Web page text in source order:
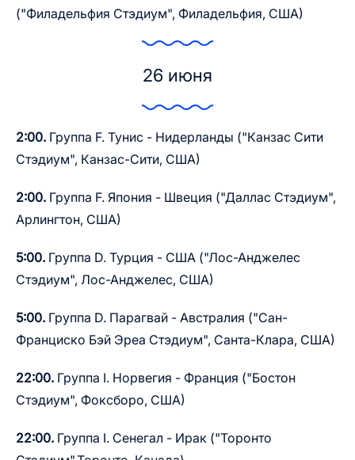
("Филадельфия Стэдиум", Филадельфия, США)
26 июня
2:00. Группа F. Тунис - Нидерланды ("Канзас Сити
Стэдиум", Канзас-Сити, США)
2:00. Группа F. Япония - Швеция ("Даллас Стэдиум",
Арлингтон, США)
5:00. Группа D. Турция - США ("Лос-Анджелес
Стэдиум", Лос-Анджелес, США)
5:00. Группа D. Парагвай - Австралия ("Сан-
Франциско Бэй Эреа Стэдиум", Санта-Клара, США)
22:00. Группа I. Норвегия - Франция ("Бостон
Стэдиум", Фоксборо, США)
22:00. Группа I. Сенегал - Ирак ("Торонто